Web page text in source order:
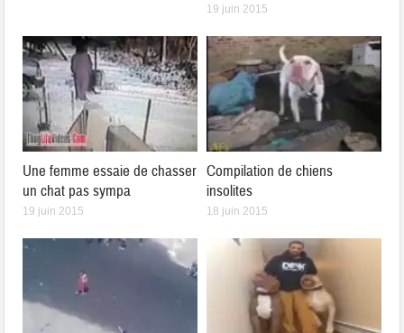
19 juin 2015
Une femme essaie de chasser
un chat pas sympa
19 juin 2015
Compilation de chiens
insolites
18 juin 2015